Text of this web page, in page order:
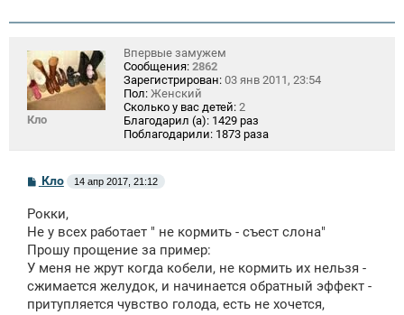
Кло
Впервые замужем
Сообщения: 2862
Зарегистрирован: 03 янв 2011, 23:54
Пол: Женский
Сколько у вас детей: 2
Благодарил (а): 1429 раз
Поблагодарили: 1873 раза
С
о
б
щ
н
и
Кло 14 апр 2017, 21:12
Рокки,
Не у всех работает " не кормить - съест слона"
Прошу прощение за пример:
У меня не жрут когда кобели, не кормить их нельзя -
сжимается желудок, и начинается обратный эффект -
притупляется чувство голода, есть не хочется,